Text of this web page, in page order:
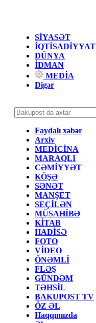
SİYASƏT
İQTİSADİYYAT
DÜNYA
İDMAN
MEDİA
Digər
Faydalı xəbər
Arxiv
MEDİCİNA
MARAQLI
CƏMİYYƏT
KÖŞƏ
SƏNƏT
MANŞET
SEÇİLƏN
MÜSAHİBƏ
KİTAB
HADİSƏ
FOTO
VİDEO
ÖNƏMLİ
FLƏŞ
GÜNDƏM
TƏHSİL
BAKUPOST TV
ÖZ ƏL
Haqqımızda